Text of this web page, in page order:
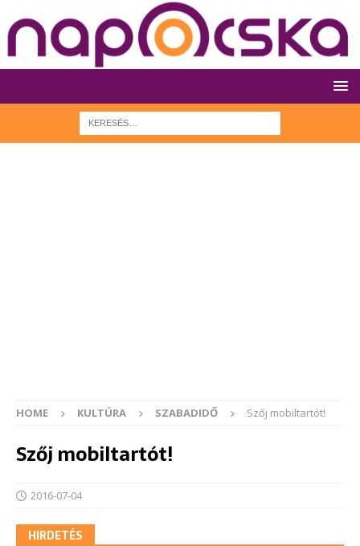
HOME KULTÚRA SZABADIDŐ Szőj mobiltartót!
Szőj mobiltartót!
2016-07-04
HIRDETÉS